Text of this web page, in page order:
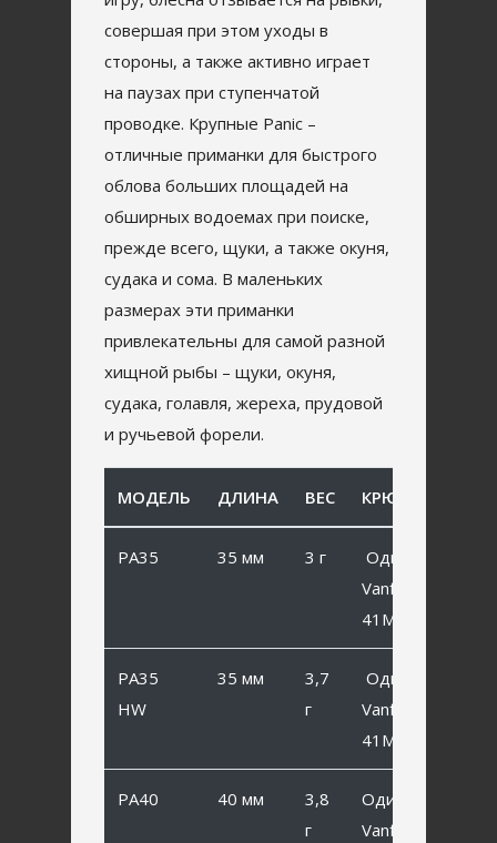
совершая при этом уходы в
стороны, а также активно играет
на паузах при ступенчатой
проводке. Крупные Panic –
отличные приманки для быстрого
облова больших площадей на
обширных водоемах при поиске,
прежде всего, щуки, а также окуня,
судака и сома. В маленьких
размерах эти приманки
привлекательны для самой разной
хищной рыбы – щуки, окуня,
судака, голавля, жереха, прудовой
и ручьевой форели.
МОДЕЛЬ ДЛИНА ВЕС КРЮЧОК
PA35 35 мм 3 г
Одинарный
Vanfook SP-
41MB #6
PA35
HW
35 мм
3,7
г
Одинарный
Vanfook SP-
41MB #6
PA40 40 мм
3,8
г
Одинарный
Vanfook SP-